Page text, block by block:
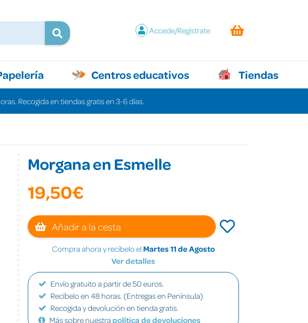
Accede/Regístrate
Centros educativos Tiendas
Recogida en tiendas gratis en 3-6 días.
Morgana en Esmelle
19,50€
Añadir a la cesta
Compra ahora y recíbelo el Martes 11 de Agosto
Ver detalles
Envío gratuito a partir de 50 euros.
Recíbelo en 48 horas. (Entregas en Península)
Recogida y devolución en tienda gratis.
Más sobre nuestra política de devoluciones